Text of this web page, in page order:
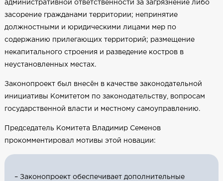
административной ответственности за загрязнение либо
засорение гражданами территории; непринятие
должностными и юридическими лицами мер по
содержанию прилегающих территорий; размещение
некапитального строения и разведение костров в
неустановленных местах.
Законопроект был внесён в качестве законодательной
инициативы Комитетом по законодательству, вопросам
государственной власти и местному самоуправлению.
Председатель Комитета Владимир Семенов
прокомментировал мотивы этой новации:
– Законопроект обеспечивает дополнительные